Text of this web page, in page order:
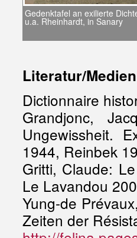
Gedenktafel an exilierte
u.a. Rheinhardt, in Sanary
Literatur/Medien
Dictionnaire
Grandjonc,
Ungewissheit.
1944, Reinbek
Gritti, Claude:
Le Lavandou
Yung-de
Zeiten der